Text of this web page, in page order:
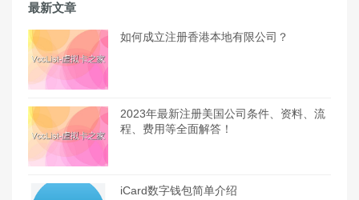
最新文章
如何成立注册香港本地有限公司？
2023年最新注册美国公司条件、资料、流
程、费用等全面解答！
iCard数字钱包简单介绍